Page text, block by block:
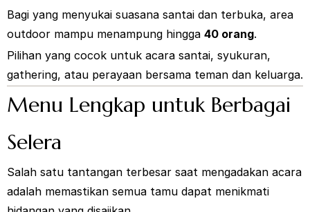
Bagi yang menyukai suasana santai dan terbuka, area
outdoor mampu menampung hingga 40 orang.
Pilihan yang cocok untuk acara santai, syukuran,
gathering, atau perayaan bersama teman dan keluarga.
Menu Lengkap untuk Berbagai
Selera
Salah satu tantangan terbesar saat mengadakan acara
adalah memastikan semua tamu dapat menikmati